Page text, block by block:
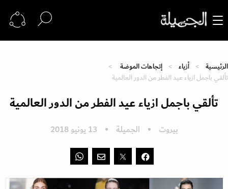
الرئيسية أزياء
إتجاهات الموضة
تألقي باجمل ازياء عيد الفطر من الدور العالمية
تألقي باجمل ازياء عيد الفطر من الدور العالمية
بيروت الجميلة 13 يونيو 2018